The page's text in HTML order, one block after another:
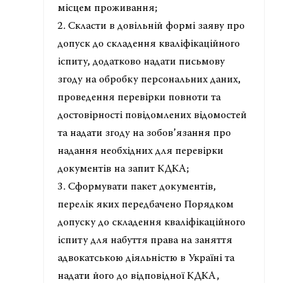
місцем проживання;
2. Скласти в довільній формі заяву про
допуск до складення кваліфікаційного
іспиту, додатково надати письмову
згоду на обробку персональних даних,
проведення перевірки повноти та
достовірності повідомлених відомостей
та надати згоду на зобов’язання про
надання необхідних для перевірки
документів на запит КДКА;
3. Сформувати пакет документів,
перелік яких передбачено Порядком
допуску до складення кваліфікаційного
іспиту для набуття права на заняття
адвокатською діяльністю в Україні та
надати його до відповідної КДКА,